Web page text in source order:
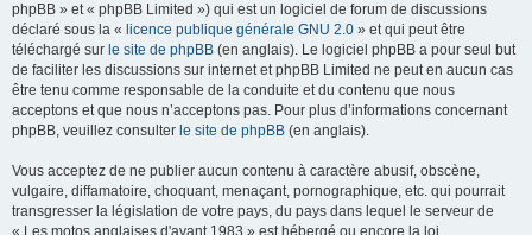
phpBB » et « phpBB Limited ») qui est un logiciel de forum de discussions
déclaré sous la « licence publique générale GNU 2.0 » et qui peut être
téléchargé sur le site de phpBB (en anglais). Le logiciel phpBB a pour seul but
de faciliter les discussions sur internet et phpBB Limited ne peut en aucun cas
être tenu comme responsable de la conduite et du contenu que nous
acceptons et que nous n’acceptons pas. Pour plus d’informations concernant
phpBB, veuillez consulter le site de phpBB (en anglais).
Vous acceptez de ne publier aucun contenu à caractère abusif, obscène,
vulgaire, diffamatoire, choquant, menaçant, pornographique, etc. qui pourrait
transgresser la législation de votre pays, du pays dans lequel le serveur de